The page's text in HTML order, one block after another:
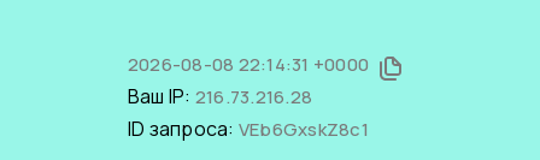
2026-08-08 22:14:31 +0000
Ваш IP: 216.73.216.28
ID запроса: VEb6GxskZ8c1